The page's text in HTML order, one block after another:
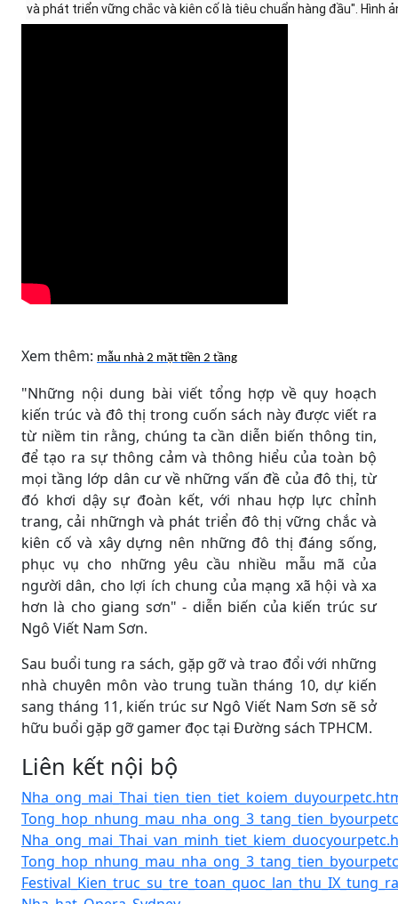
và phát triển vững chắc và kiên cố là tiêu chuẩn hàng đầu". Hình
Xem thêm: mẫu nhà 2 mặt tiền 2 tầng
"Những nội dung bài viết tổng hợp về quy hoạch
kiến trúc và đô thị trong cuốn sách này được viết ra
từ niềm tin rằng, chúng ta cần diễn biến thông tin,
để tạo ra sự thông cảm và thông hiểu của toàn bộ
mọi tầng lớp dân cư về những vấn đề của đô thị, từ
đó khơi dậy sự đoàn kết, với nhau hợp lực chỉnh
trang, cải nhữngh và phát triển đô thị vững chắc và
kiên cố và xây dựng nên những đô thị đáng sống,
phục vụ cho những yêu cầu nhiều mẫu mã của
người dân, cho lợi ích chung của mạng xã hội và xa
hơn là cho giang sơn" - diễn biến của kiến trúc sư
Ngô Viết Nam Sơn.
Sau buổi tung ra sách, gặp gỡ và trao đổi với những
nhà chuyên môn vào trung tuần tháng 10, dự kiến
sang tháng 11, kiến trúc sư Ngô Viết Nam Sơn sẽ sở
hữu buổi gặp gỡ gamer đọc tại Đường sách TPHCM.
Liên kết nội bộ